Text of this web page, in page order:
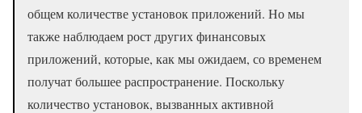
общем количестве установок приложений. Но мы
также наблюдаем рост других финансовых
приложений, которые, как мы ожидаем, со временем
получат большее распространение. Поскольку
количество установок, вызванных активной